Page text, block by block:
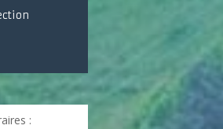
: